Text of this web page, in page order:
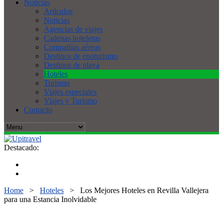
Noticias
Artículos
Noticias
Agencias de viajes
Cadenas hoteleras
Compañías aéreas
Destinos de enoturismo
Destinos de playa
Hoteles
Turismo
Viajes especiales
Viajes y Turismo
Contacto
Destacado:
Home > Hoteles > Los Mejores Hoteles en Revilla Vallejera
para una Estancia Inolvidable